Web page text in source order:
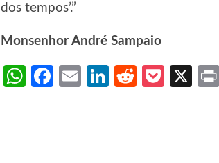
dos tempos’.”
Monsenhor André Sampaio
WhatsApp
Facebook
EmailLinkedIn
RedditPocket
X